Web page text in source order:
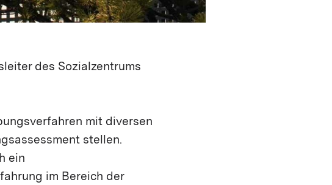
des Sozialzentrums
mit diversen
stellen.
ein
im Bereich der